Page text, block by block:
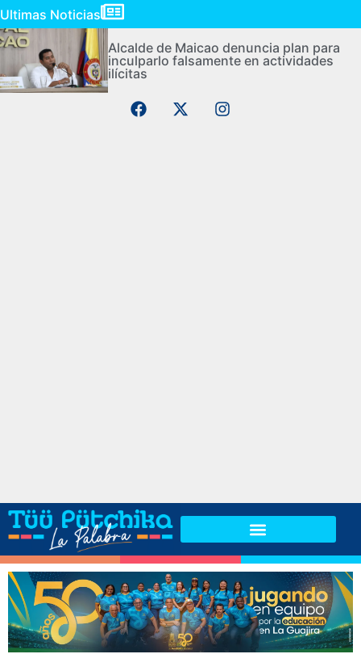
Ultimas Noticias
Alcalde de Maicao denuncia plan para
inculparlo falsamente en actividades
ilícitas